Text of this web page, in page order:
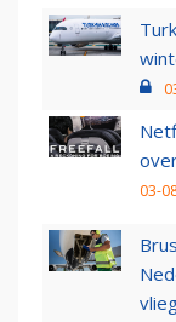
03-